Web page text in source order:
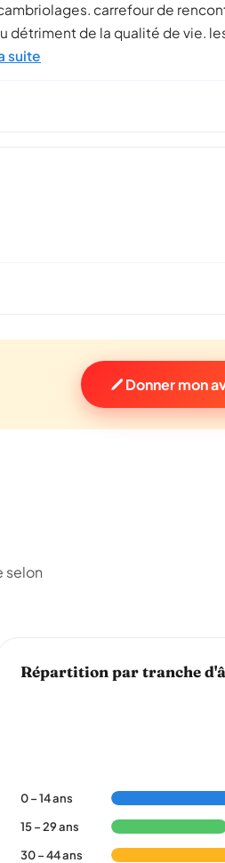
carrefour de
de la qualité de vie.
suite
Donner mon
selon
Répartition par tranche
0 – 14 ans
15 – 29 ans
30 – 44 ans